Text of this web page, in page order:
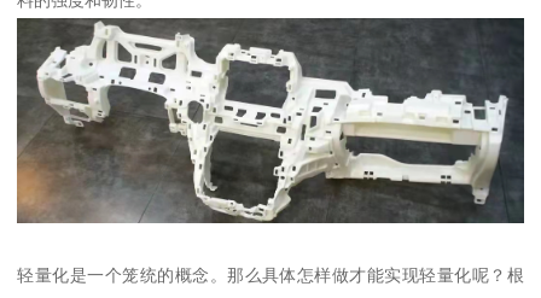
轻量化是一个笼统的概念。那么具体怎样做才能实现轻量化呢？根